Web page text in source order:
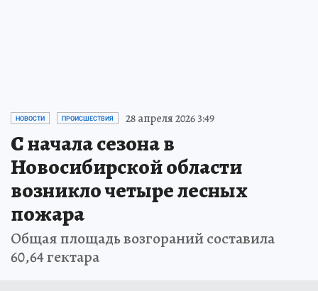
НОВОСТИ ПРОИСШЕСТВИЯ 28 апреля 2026 3:49
С начала сезона в
Новосибирской области
возникло четыре лесных
пожара
Общая площадь возгораний составила
60,64 гектара